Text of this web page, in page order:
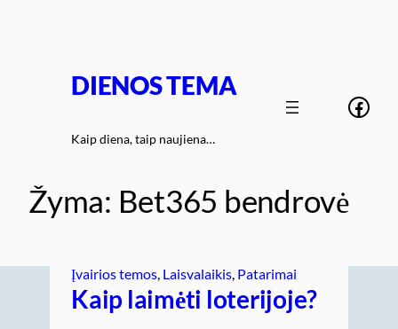
DIENOS TEMA
Kaip diena, taip naujiena…
Žyma: Bet365 bendrovė
Įvairios temos Laisvalaikis Patarimai
Kaip laimėti loterijoje?